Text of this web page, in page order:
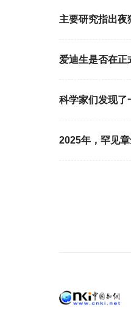
主要研究指出夜
爱迪生是否在正
科学家们发现了
2025年，罕见